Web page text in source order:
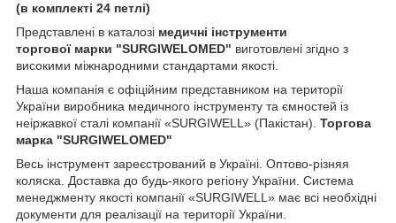
(в комплекті 24 петлі)
Представлені в каталозі медичні інструменти
торгової марки "SURGIWELOMED" виготовлені згідно з
високими міжнародними стандартами якості.
Наша компанія є офіційним представником на території
України виробника медичного інструменту та ємностей із
неіржавкої сталі компанії «SURGIWELL» (Пакістан). Торгова
марка "SURGIWELOMED"
Весь інструмент зареєстрований в Україні. Оптово-різняя
коляска. Доставка до будь-якого регіону України. Система
менеджменту якості компанії «SURGIWELL» має всі необхідні
документи для реалізації на території України.